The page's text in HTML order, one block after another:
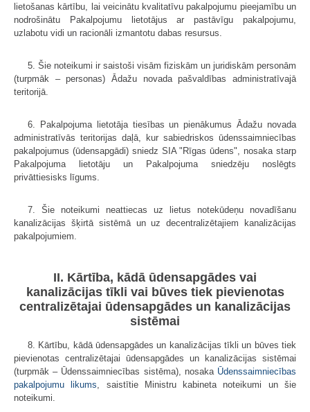
lietošanas kārtību, lai veicinātu kvalitatīvu pakalpojumu pieejamību un
nodrošinātu Pakalpojumu lietotājus ar pastāvīgu pakalpojumu,
uzlabotu vidi un racionāli izmantotu dabas resursus.
5. Šie noteikumi ir saistoši visām fiziskām un juridiskām personām
(turpmāk – personas) Ādažu novada pašvaldības administratīvajā
teritorijā.
6. Pakalpojuma lietotāja tiesības un pienākumus Ādažu novada
administratīvās teritorijas daļā, kur sabiedriskos ūdenssaimniecības
pakalpojumus (ūdensapgādi) sniedz SIA "Rīgas ūdens", nosaka starp
Pakalpojuma lietotāju un Pakalpojuma sniedzēju noslēgts
privāttiesisks līgums.
7. Šie noteikumi neattiecas uz lietus notekūdeņu novadīšanu
kanalizācijas šķirtā sistēmā un uz decentralizētajiem kanalizācijas
pakalpojumiem.
II. Kārtība, kādā ūdensapgādes vai
kanalizācijas tīkli vai būves tiek pievienotas
centralizētajai ūdensapgādes un kanalizācijas
sistēmai
8. Kārtību, kādā ūdensapgādes un kanalizācijas tīkli un būves tiek
pievienotas centralizētajai ūdensapgādes un kanalizācijas sistēmai
(turpmāk – Ūdenssaimniecības sistēma), nosaka Ūdenssaimniecības
pakalpojumu likums, saistītie Ministru kabineta noteikumi un šie
noteikumi.